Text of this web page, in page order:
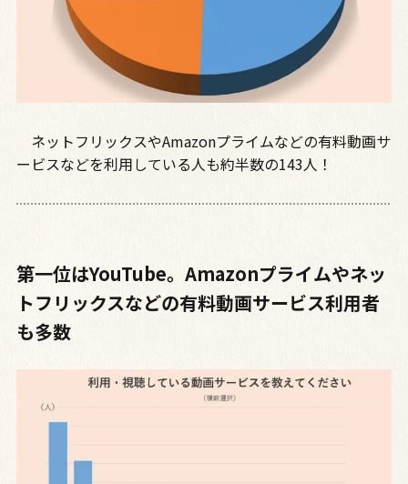
ネットフリックスやAmazonプライムなどの有料動画サ
ービスなどを利用している人も約半数の143人！
第一位はYouTube。Amazonプライムやネッ
トフリックスなどの有料動画サービス利用者
も多数